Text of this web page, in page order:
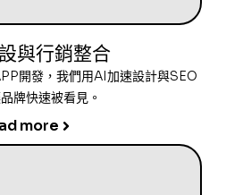
與行銷整合
開發，我們用AI加速設計與SEO
牌快速被看見。
more